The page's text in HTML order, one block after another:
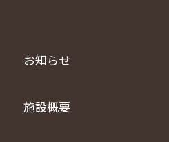
お知らせ
施設概要